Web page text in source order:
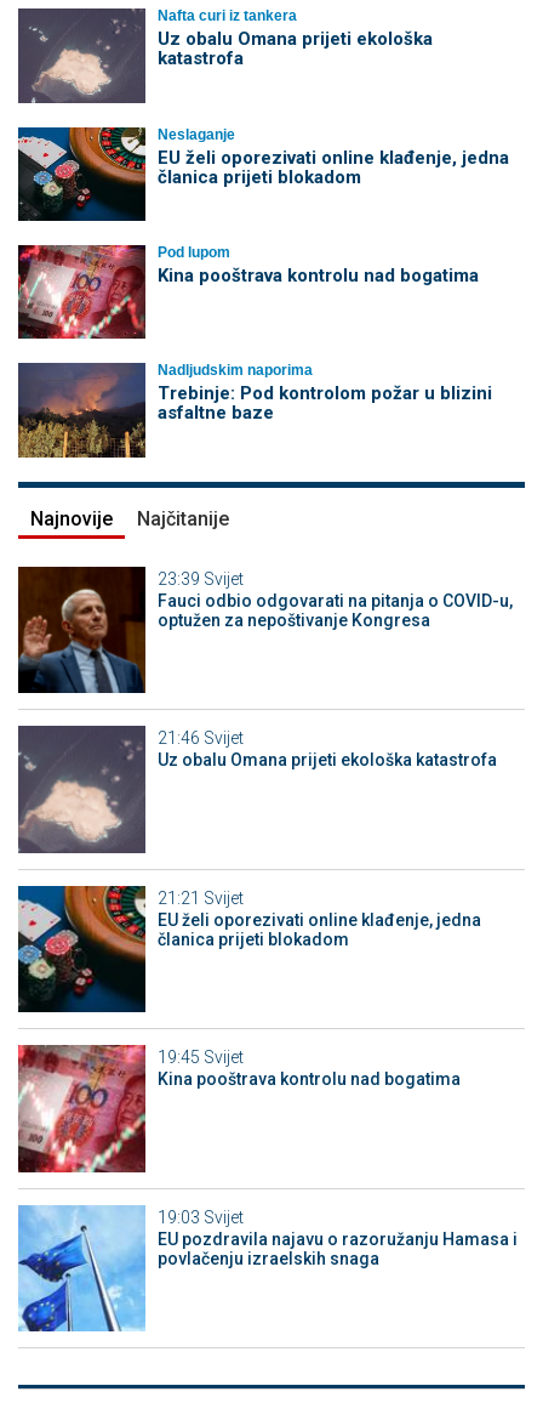
Nafta curi iz tankera
Uz obalu Omana prijeti ekološka
katastrofa
Neslaganje
EU želi oporezivati online klađenje, jedna
članica prijeti blokadom
Pod lupom
Kina pooštrava kontrolu nad bogatima
Nadljudskim naporima
Trebinje: Pod kontrolom požar u blizini
asfaltne baze
Najnovije Najčitanije
23:39 Svijet
Fauci odbio odgovarati na pitanja o COVID-u,
optužen za nepoštivanje Kongresa
21:46 Svijet
Uz obalu Omana prijeti ekološka katastrofa
21:21 Svijet
EU želi oporezivati online klađenje, jedna
članica prijeti blokadom
19:45 Svijet
Kina pooštrava kontrolu nad bogatima
19:03 Svijet
EU pozdravila najavu o razoružanju Hamasa i
povlačenju izraelskih snaga